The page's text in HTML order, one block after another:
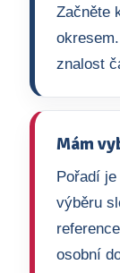
Začněte
znalost
Mám
Pořadí
výběru
osobní